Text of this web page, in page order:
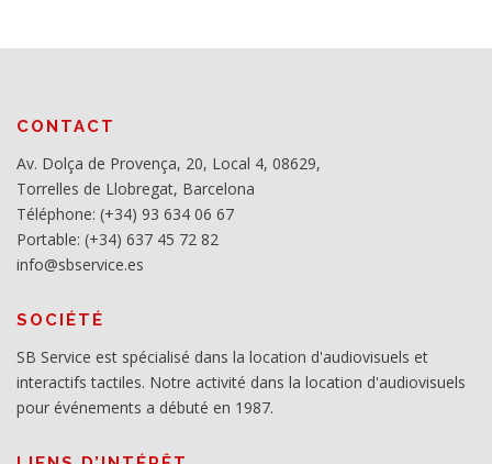
CONTACT
Av. Dolça de Provença, 20, Local 4, 08629,
Torrelles de Llobregat, Barcelona
Téléphone: (+34) 93 634 06 67
Portable: (+34) 637 45 72 82
info@sbservice.es
SOCIÉTÉ
SB Service est spécialisé dans la location d'audiovisuels et
interactifs tactiles. Notre activité dans la location d'audiovisuels
pour événements a débuté en 1987.